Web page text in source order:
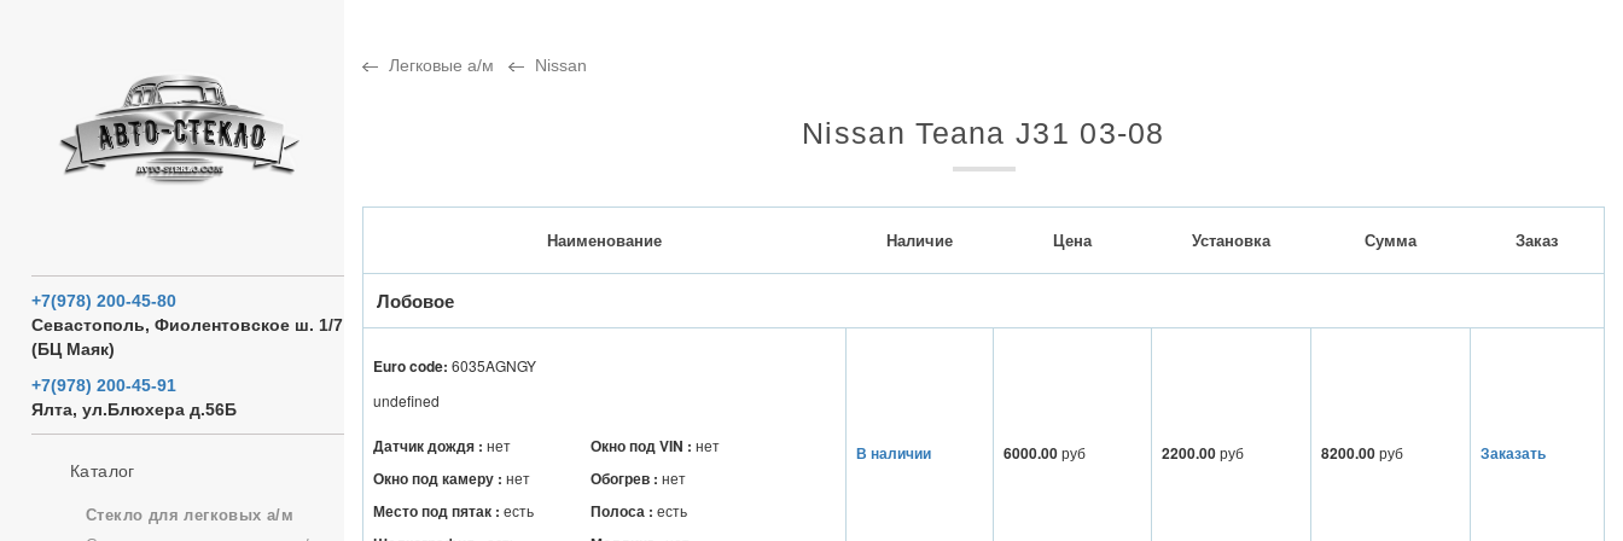
+7(978) 200-45-80
Севастополь, Фиолентовское ш. 1/7
(БЦ Маяк)
+7(978) 200-45-91
Ялта, ул.Блюхера д.56Б
Каталог
Стекло для легковых а/м
Легковые а/м Nissan
Nissan Teana J31 03-08
Наименование Наличие Цена Установка Сумма Заказ
Лобовое
Euro code:6035AGNGY
undefined
Датчик дождя :нет Окно под VIN :нет
Окно под камеру :нет Обогрев :нет
Место под пятак :есть Полоса :есть
В наличии 6000.00руб 2200.00руб 8200.00руб Заказать